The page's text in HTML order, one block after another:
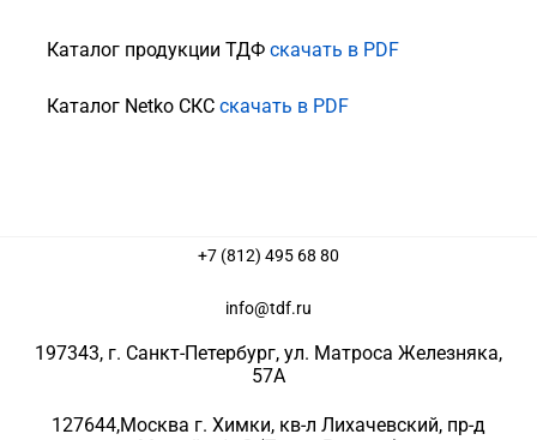
Каталог продукции ТДФ скачать в PDF
Каталог Netko СКС скачать в PDF
+7 (812) 495 68 80
info@tdf.ru
197343, г. Санкт-Петербург, ул. Матроса Железняка,
57A
127644,Москва г. Химки, кв-л Лихачевский, пр-д